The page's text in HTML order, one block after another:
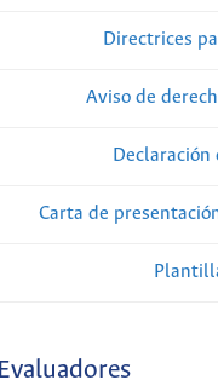
Directrices
Aviso de
Carta de
Evaluadores